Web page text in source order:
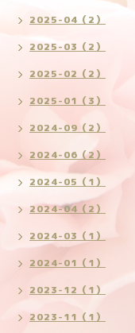
2025-04（2）
2025-03（2）
2025-02（2）
2025-01（3）
2024-09（2）
2024-06（2）
2024-05（1）
2024-04（2）
2024-03（1）
2024-01（1）
2023-12（1）
2023-11（1）